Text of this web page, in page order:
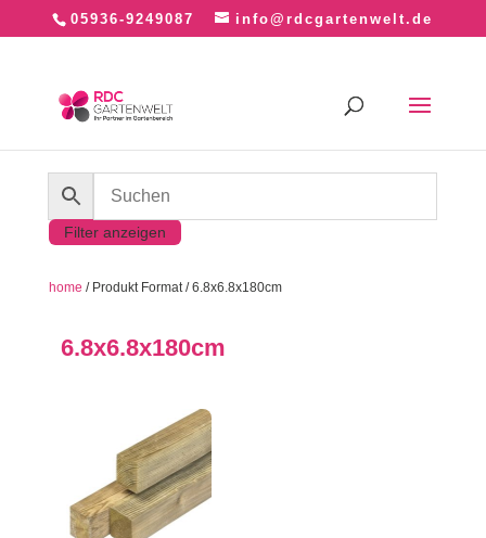
05936-9249087 info@rdcgartenwelt.de
Filter anzeigen
home / Produkt Format / 6.8x6.8x180cm
6.8x6.8x180cm